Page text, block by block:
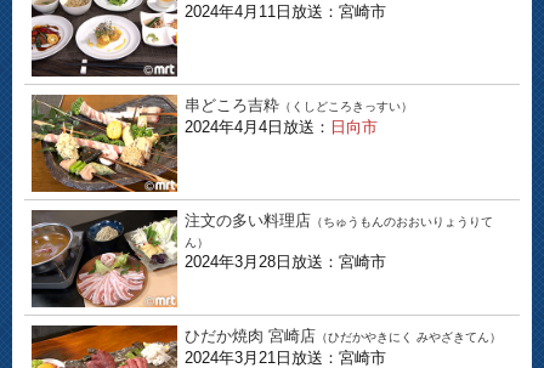
2024年4月11日放送：宮崎市
串どころ吉粋 （くしどころきっすい）
2024年4月4日放送： 日向市
注文の多い料理店 （ちゅうもんのおおいりょうりて
ん）
2024年3月28日放送：宮崎市
ひだか焼肉 宮崎店 （ひだかやきにく みやざきてん）
2024年3月21日放送：宮崎市